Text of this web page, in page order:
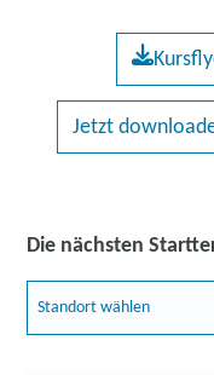
Jetzt
Die nächsten
Standort wählen